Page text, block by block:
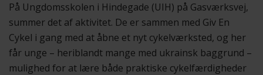
På Ungdomsskolen i Hindegade (UIH) på Gasværksvej,
summer det af aktivitet. De er sammen med Giv En
Cykel i gang med at åbne et nyt cykelværksted, og her
får unge – heriblandt mange med ukrainsk baggrund –
mulighed for at lære både praktiske cykelfærdigheder